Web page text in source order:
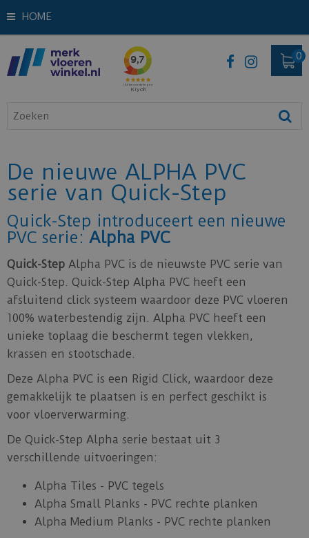
HOME
De nieuwe ALPHA PVC
serie van Quick-Step
Quick-Step introduceert een nieuwe
PVC serie: Alpha PVC
Quick-Step Alpha PVC is de nieuwste PVC serie van
Quick-Step. Quick-Step Alpha PVC heeft een
afsluitend click systeem waardoor deze PVC vloeren
100% waterbestendig zijn. Alpha PVC heeft een
unieke toplaag die beschermt tegen vlekken,
krassen en stootschade.
Deze Alpha PVC is een Rigid Click, waardoor deze
gemakkelijk te plaatsen is en perfect geschikt is
voor vloerverwarming.
De Quick-Step Alpha serie bestaat uit 3
verschillende uitvoeringen:
Alpha Tiles - PVC tegels
Alpha Small Planks - PVC rechte planken
Alpha Medium Planks - PVC rechte planken